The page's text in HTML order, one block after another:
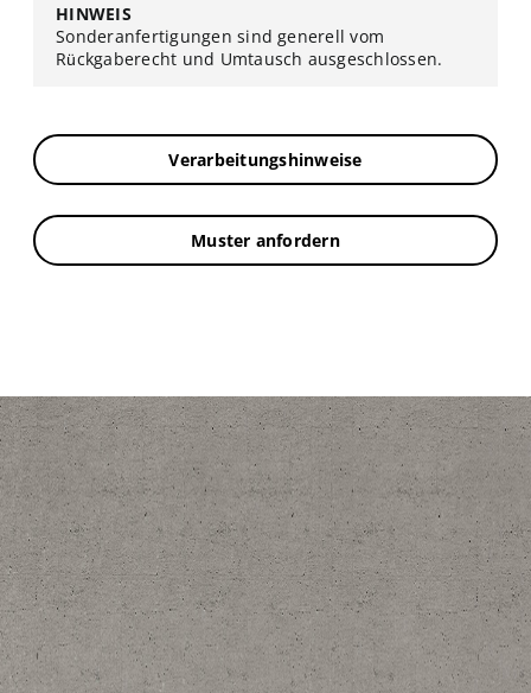
HINWEIS
Sonderanfertigungen sind generell vom
Rückgaberecht und Umtausch ausgeschlossen.
Verarbeitungshinweise
Muster anfordern